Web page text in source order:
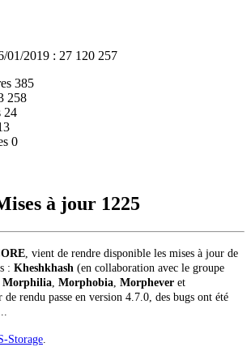
01/2019 : 27 120 257
385
258
24
0
à jour 1225
, vient de rendre disponible les mises à jour de
: Kheshkhash (en collaboration avec le groupe
Morphilia Morphobia Morphever et
de rendu passe en version 4.7.0, des bugs ont été
Storage